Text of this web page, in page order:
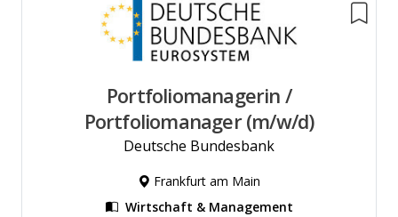
Portfoliomanagerin /
Portfoliomanager (m/w/d)
Deutsche Bundesbank
Frankfurt am Main
Wirtschaft & Management